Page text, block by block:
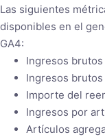
Las siguientes
disponibles en el
GA4:
Ingresos
Ingresos
Importe del
Ingresos por
Artículos